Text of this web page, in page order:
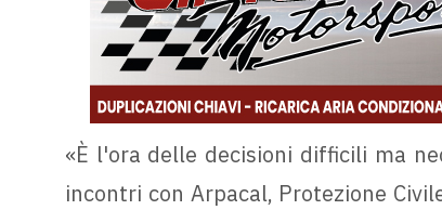
«È l'ora delle decisioni difficili ma
incontri con Arpacal, Protezione